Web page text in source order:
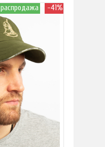
распродажа -41%